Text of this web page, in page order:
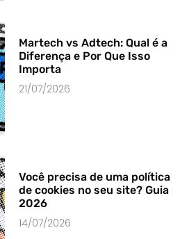
Martech vs Adtech: Qual é a
Diferença e Por Que Isso
Importa
21/07/2026
Você precisa de uma política
de cookies no seu site? Guia
2026
14/07/2026